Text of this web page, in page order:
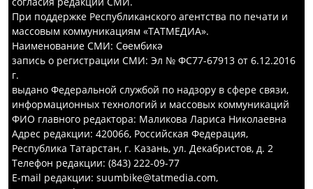
При поддержке Республиканского агентства по печати и
массовым коммуникациям «ТАТМЕДИА».
Наименование СМИ: Сөембикә
запись о регистрации СМИ: Эл № ФС77-67913 от 6.12.2016
г.
выдано Федеральной службой по надзору в сфере связи,
информационных технологий и массовых коммуникаций
ФИО главного редактора: Маликова Лариса Николаевна
Адрес редакции: 420066, Российская Федерация,
Республика Татарстан, г. Казань, ул. Декабристов, д. 2
Телефон редакции: (843) 222-09-77
E-mail редакции: suumbike@tatmedia.com,